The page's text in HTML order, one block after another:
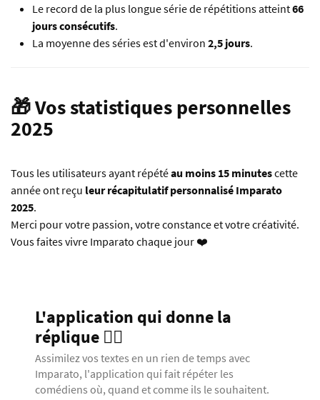
Le record de la plus longue série de répétitions atteint66
jours consécutifs.
La moyenne des séries est d'environ 2,5 jours.
🎁 Vos statistiques personnelles
2025
Tous les utilisateurs ayant répétéau moins 15 minutescette
année ont reçu leur récapitulatif personnalisé Imparato
2025.
Merci pour votre passion, votre constance et votre créativité.
Vous faites vivre Imparato chaque jour ❤️
L'application qui donne la
réplique 🧞‍♂️
Assimilez vos textes en un rien de temps avec
Imparato, l'application qui fait répéter les
comédiens où, quand et comme ils le souhaitent.